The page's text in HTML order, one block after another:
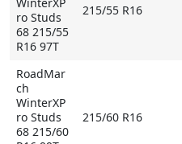
ro Studs
68 215/55
R16 97T
215/55 R16
RoadMar
ch
WinterXP
ro Studs
68 215/60
215/60 R16